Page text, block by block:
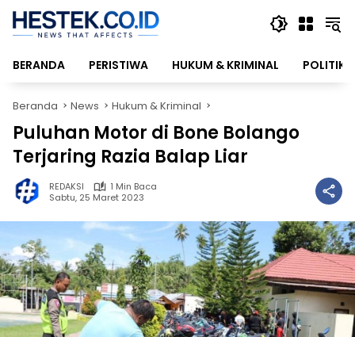
Langsung
konten
BERANDA
PERISTIWA HUKUM & KRIMINAL POLITIK
Beranda News Hukum & Kriminal
Puluhan Motor di Bone Bolango
Terjaring Razia Balap Liar
REDAKSI
1 Min Baca
Sabtu, 25 Maret 2023